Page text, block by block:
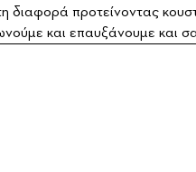
διαφορά προτείνοντας
και επαυξάνουμε και